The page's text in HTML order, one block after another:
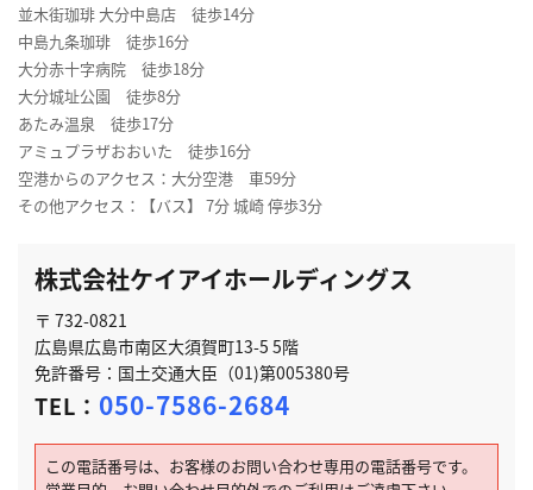
並木街珈琲 大分中島店 徒歩14分
中島九条珈琲 徒歩16分
大分赤十字病院 徒歩18分
大分城址公園 徒歩8分
あたみ温泉 徒歩17分
アミュプラザおおいた 徒歩16分
空港からのアクセス：大分空港 車59分
その他アクセス：【バス】 7分 城崎 停歩3分
株式会社ケイアイホールディングス
〒 732-0821
広島県広島市南区大須賀町13-5 5階
免許番号：国土交通大臣（01)第005380号
TEL： 050-7586-2684
この電話番号は、お客様のお問い合わせ専用の電話番号です。